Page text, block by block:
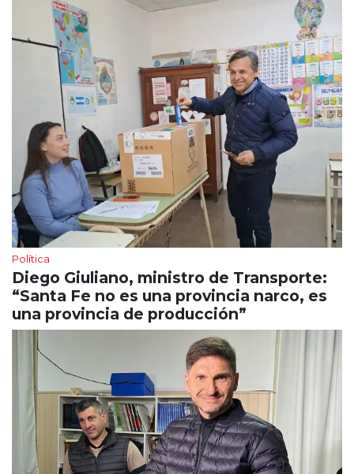
Política
Diego Giuliano, ministro de Transporte:
“Santa Fe no es una provincia narco, es
una provincia de producción”